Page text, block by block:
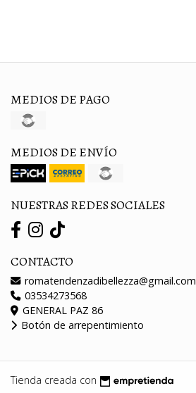
MEDIOS DE PAGO
MEDIOS DE ENVÍO
NUESTRAS REDES SOCIALES
CONTACTO
romatendenzadibellezza@gmail.com
03534273568
GENERAL PAZ 86
Botón de arrepentimiento
Tienda creada con